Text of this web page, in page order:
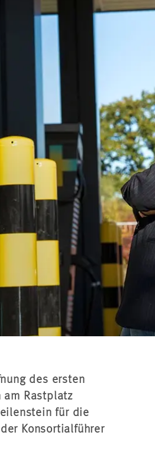
des ersten
am Rastplatz
für die
Konsortialführer